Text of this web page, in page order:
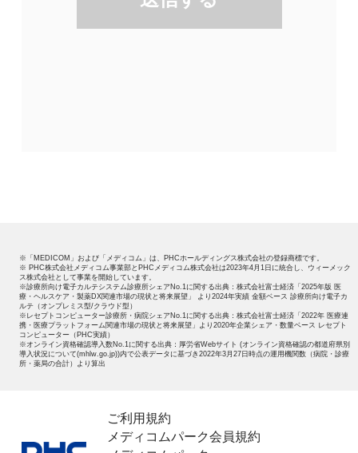
※「MEDICOM」および「メディコム」は、PHCホールディングス株式会社の登録商標です。
※ PHC株式会社メディコム事業部とPHCメディコム株式会社は2023年4月1日に統合し、ウィーメック
ス株式会社として事業を開始しています。
※診療所向け電子カルテシステム診療所シェアNo.1に関する出典：株式会社富士経済「2025年版 医
療・ヘルスケア・製薬DX関連市場の現状と将来展望」 より2024年実績 金額ベース 診療所向け電子カ
ルテ（オンプレミス型/クラウド型）
※レセプトコンピューター診療所・病院シェアNo.1に関する出典：株式会社富士経済「2022年 医療連
携・医療プラットフォーム関連市場の現状と将来展望」より2020年企業シェア・数量ベース レセプト
コンピューター（PHC実績）
※オンライン資格確認導入数No.1に関する出典：厚労省Webサイト (オンライン資格確認の都道府県別
導入状況について(mhlw.go.jp))内で公表データに基づき2022年3月27日時点の運用機関数（病院・診療
所・薬局の合計）より算出
ご利用規約
メディコムパーク会員規約